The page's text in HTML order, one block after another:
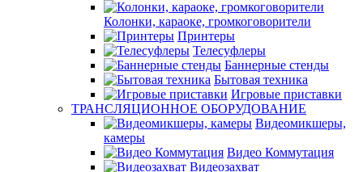
Колонки, караоке, громкоговорители
Принтеры
Телесуфлеры
Баннерные стенды
Бытовая техника
Игровые приставки
ТРАНСЛЯЦИОННОЕ ОБОРУДОВАНИЕ
Видеомикшеры,
камеры
Видео Коммутация
Видеозахват